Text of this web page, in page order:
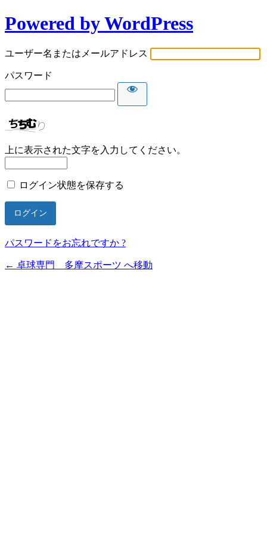
Powered by WordPress
ユーザー名またはメールアドレス
パスワード
上に表示された文字を入力してください。
ログイン状態を保存する
パスワードをお忘れですか ?
← 卓球専門 多摩スポーツ へ移動